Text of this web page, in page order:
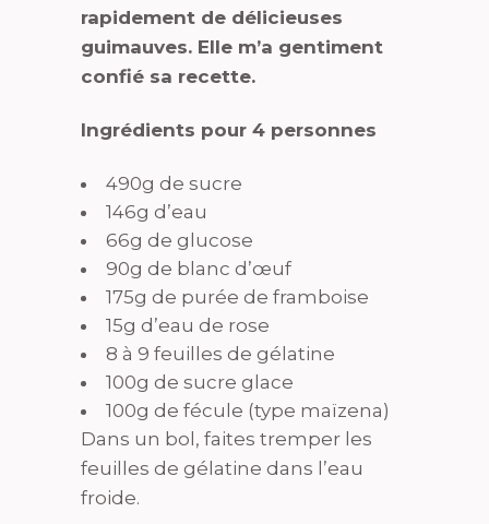
rapidement de délicieuses
guimauves. Elle m’a gentiment
confié sa recette.
Ingrédients pour 4 personnes
490g de sucre
146g d’eau
66g de glucose
90g de blanc d’œuf
175g de purée de framboise
15g d’eau de rose
8 à 9 feuilles de gélatine
100g de sucre glace
100g de fécule (type maïzena)
Dans un bol, faites tremper les
feuilles de gélatine dans l’eau
froide.